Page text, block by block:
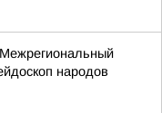
народов